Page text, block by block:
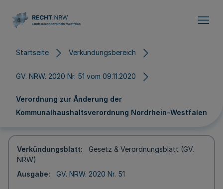
Startseite Verkündungsbereich
GV. NRW. 2020 Nr. 51 vom 09.11.2020
Verordnung zur Änderung der
Kommunalhaushaltsverordnung Nordrhein-Westfalen
Verkündungsblatt
Gesetz & Verordnungsblatt (GV.
NRW)
Ausgabe
GV. NRW. 2020 Nr. 51